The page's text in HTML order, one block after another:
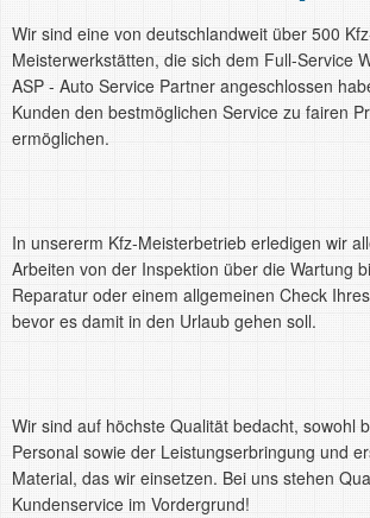
Wir sind eine von deutschlandweit über 500
Meisterwerkstätten, die sich dem Full-Service
ASP - Auto Service Partner angeschlossen
Kunden den bestmöglichen Service zu fairen
ermöglichen.
In unsererm Kfz-Meisterbetrieb erledigen wir
Arbeiten von der Inspektion über die Wartung
Reparatur oder einem allgemeinen Check
bevor es damit in den Urlaub gehen soll.
Wir sind auf höchste Qualität bedacht, sowohl
Personal sowie der Leistungserbringung und
Material, das wir einsetzen. Bei uns stehen
Kundenservice im Vordergrund!